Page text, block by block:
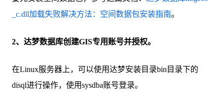
_c.dll加载失败解决方法：空间数据包安装指南。
2、达梦数据库创建GIS专用账号并授权。
在Linux服务器上，可以使用达梦安装目录bin目录下的
disql进行操作，使用sysdba账号登录。